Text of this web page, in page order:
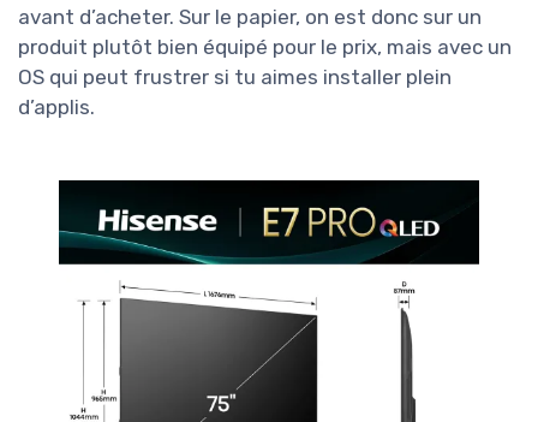
avant d’acheter. Sur le papier, on est donc sur un
produit plutôt bien équipé pour le prix, mais avec un
OS qui peut frustrer si tu aimes installer plein
d’applis.